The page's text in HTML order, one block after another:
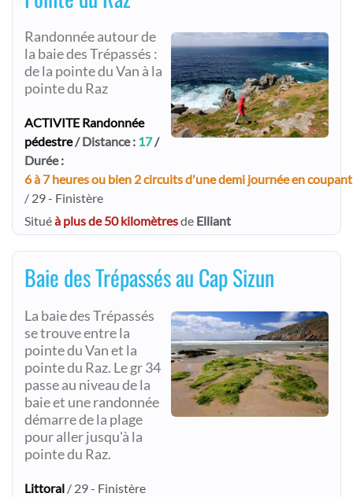
Randonnée autour de
la baie des Trépassés :
de la pointe du Van à la
pointe du Raz
ACTIVITE Randonnée
pédestre/ Distance : 17/
Durée :
6 à 7 heures ou bien 2 circuits d'une demi journée en coupant
/ 29 - Finistère
Situéà plus de 50 kilomètresde Elliant
Baie des Trépassés au Cap Sizun
La baie des Trépassés
se trouve entre la
pointe du Van et la
pointe du Raz. Le gr 34
passe au niveau de la
baie et une randonnée
démarre de la plage
pour aller jusqu'à la
pointe du Raz.
Littoral / 29 - Finistère